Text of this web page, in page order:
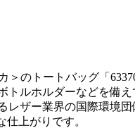
＞のトートバッグ「
トルホルダーなどを備
レザー業界の国際環境
仕上がりです。